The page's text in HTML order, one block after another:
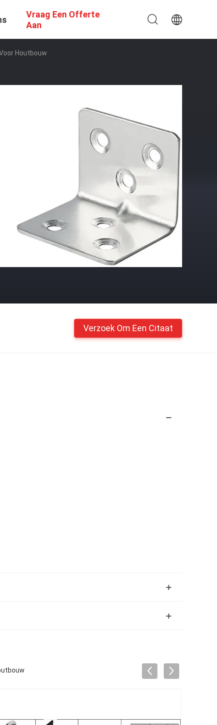
Vraag Een Offerte
Aan
Houtbouw
Verzoek Om Een Citaat